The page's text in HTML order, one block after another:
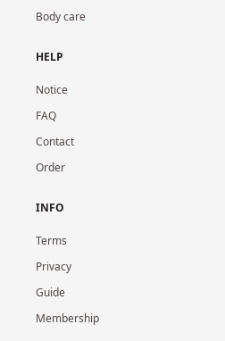
Body care
HELP
Notice
FAQ
Contact
Order
INFO
Terms
Privacy
Guide
Membership